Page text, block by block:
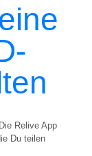
Relive App
Du teilen